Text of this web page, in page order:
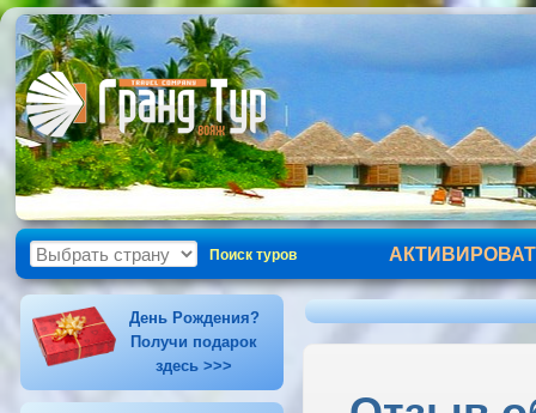
Поиск туров
День Рождения?
Получи подарок
здесь >>>